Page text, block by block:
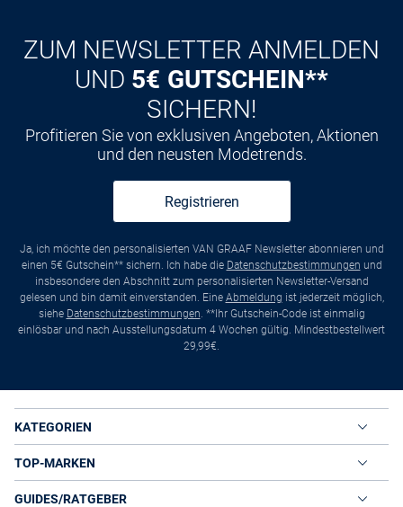
ZUM NEWSLETTER ANMELDEN
UND 5€ GUTSCHEIN**
SICHERN!
Profitieren Sie von exklusiven Angeboten, Aktionen
und den neusten Modetrends.
Registrieren
Ja, ich möchte den personalisierten VAN GRAAF Newsletter abonnieren und
einen 5€ Gutschein** sichern. Ich habe die Datenschutzbestimmungen und
insbesondere den Abschnitt zum personalisierten Newsletter-Versand
gelesen und bin damit einverstanden. Eine Abmeldung ist jederzeit möglich,
siehe Datenschutzbestimmungen. **Ihr Gutschein-Code ist einmalig
einlösbar und nach Ausstellungsdatum 4 Wochen gültig. Mindestbestellwert
29,99€.
KATEGORIEN
TOP-MARKEN
GUIDES/RATGEBER